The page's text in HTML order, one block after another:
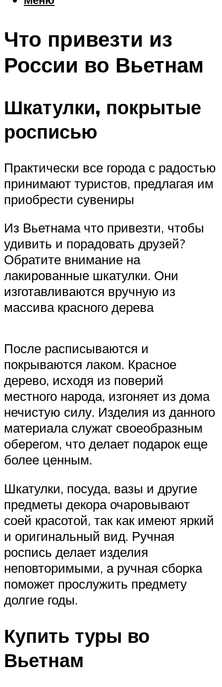
Шоппинг
Что посетить
Что привезти из
России во Вьетнам
Шкатулки, покрытые
росписью
Практически все города с радостью
принимают туристов, предлагая им
приобрести сувениры
Из Вьетнама что привезти, чтобы
удивить и порадовать друзей?
Обратите внимание на
лакированные шкатулки. Они
изготавливаются вручную из
массива красного дерева
После расписываются и
покрываются лаком. Красное
дерево, исходя из поверий
местного народа, изгоняет из дома
нечистую силу. Изделия из данного
материала служат своеобразным
оберегом, что делает подарок еще
более ценным.
Шкатулки, посуда, вазы и другие
предметы декора очаровывают
соей красотой, так как имеют яркий
и оригинальный вид. Ручная
роспись делает изделия
неповторимыми, а ручная сборка
поможет прослужить предмету
долгие годы.
Купить туры во
Вьетнам